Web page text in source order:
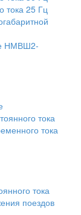
тока 25 Гц
НМВШ2-
тока
тока
тока
поездов